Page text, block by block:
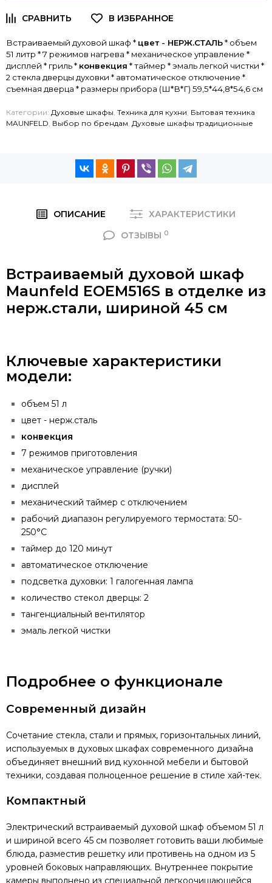
Встраиваемый духовой шкаф * цвет - НЕРЖ.СТАЛЬ* объем
51 литр * 7 режимов нагрева * механическое управление *
дисплей * гриль * конвекция * таймер * эмаль легкой чистки *
2 стекла дверцы духовки * автоматическое отключение *
съемная дверца * размеры прибора (Ш*В*Г) 59,5*44,8*54,6 см
Категории: Духовые шкафы, Техника для кухни, Бытовая техника
MAUNFELD, Выбор по брендам, Духовые шкафы традиционные
ОПИСАНИЕ
ХАРАКТЕРИСТИКИ
ОТЗЫВЫ 0
Встраиваемый духовой шкаф
Maunfeld EOEM516S в отделке из
нерж.стали, шириной 45 см
Ключевые характеристики
модели:
объем 51 л
цвет - нерж.сталь
конвекция
7 режимов приготовления
механическое управление (ручки)
дисплей
механический таймер с отключением
рабочий диапазон регулируемого термостата: 50-
250°C
таймер до 120 минут
автоматическое отключение
подсветка духовки: 1 галогенная лампа
количество стекол дверцы: 2
тангенциальный вентилятор
эмаль легкой чистки
Подробнее о функционале
Современный дизайн
Сочетание стекла, стали и прямых, горизонтальных линий,
используемых в духовых шкафах современного дизайна
объединяет внешний вид кухонной мебели и бытовой
техники, создавая полноценное решение в стиле хай-тек.
Компактный
Электрический встраиваемый духовой шкаф объемом 51 л
и шириной всего 45 см позволяет готовить ваши любимые
блюда, разместив решетку или противень на одном из 5
уровней боковых направляющих. Внутреннее покрытие
камеры выполнено из специальной легкоочищающейся